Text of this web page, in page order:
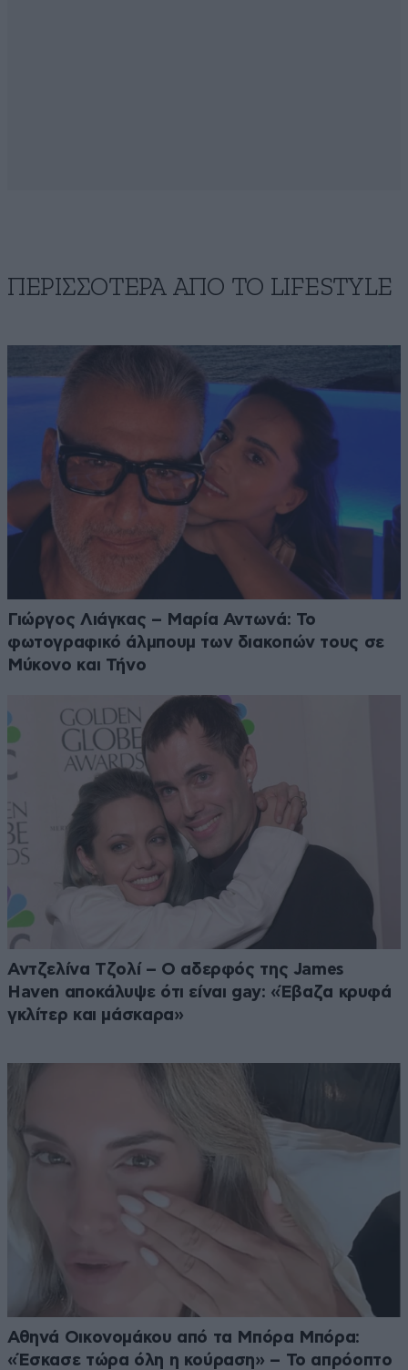
ΠΕΡΙΣΣΟΤΕΡΑ ΑΠΟ ΤΟ LIFESTYLE
Γιώργος Λιάγκας – Μαρία Αντωνά: Το
φωτογραφικό άλμπουμ των διακοπών τους σε
Μύκονο και Τήνο
Αντζελίνα Τζολί – Ο αδερφός της James
Haven αποκάλυψε ότι είναι gay: «Έβαζα κρυφά
γκλίτερ και μάσκαρα»
Αθηνά Οικονομάκου από τα Μπόρα Μπόρα:
«Έσκασε τώρα όλη η κούραση» – Το απρόοπτο